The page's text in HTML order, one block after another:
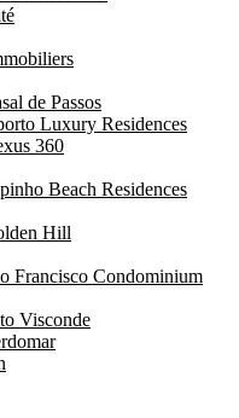
de Passos
Luxury Residences
360
Beach Residences
Hill
Francisco Condominium
Visconde